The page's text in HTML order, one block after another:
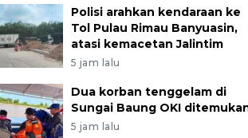
Polisi arahkan kendaraan ke
Tol Pulau Rimau Banyuasin,
atasi kemacetan Jalintim
5 jam lalu
Dua korban tenggelam di
Sungai Baung OKI
5 jam lalu